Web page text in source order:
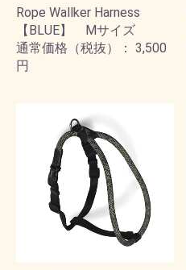
Rope Wallker Harness
【BLUE】 Mサイズ
通常価格（税抜）： 3,500
円